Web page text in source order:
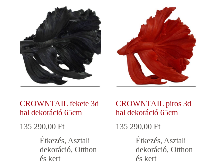
CROWNTAIL fekete 3d
hal dekoráció 65cm
135 290,00 Ft
Étkezés, Asztali
dekoráció, Otthon
és kert
CROWNTAIL piros 3d
hal dekoráció 65cm
135 290,00Ft
Étkezés, Asztali
dekoráció,Otthon
és kert